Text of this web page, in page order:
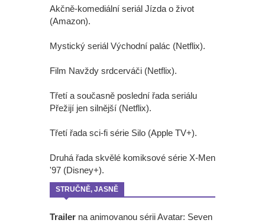
Akčně-komediální seriál Jízda o život
(Amazon).
Mystický seriál Východní palác (Netflix).
Film Navždy srdcerváči (Netflix).
Třetí a současně poslední řada seriálu
Přežijí jen silnější (Netflix).
Třetí řada sci-fi série Silo (Apple TV+).
Druhá řada skvělé komiksové série X-Men
'97 (Disney+).
STRUČNĚ, JASNĚ
Trailer na animovanou sérii Avatar: Seven